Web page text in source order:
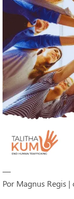
—
Por Magnus Regis